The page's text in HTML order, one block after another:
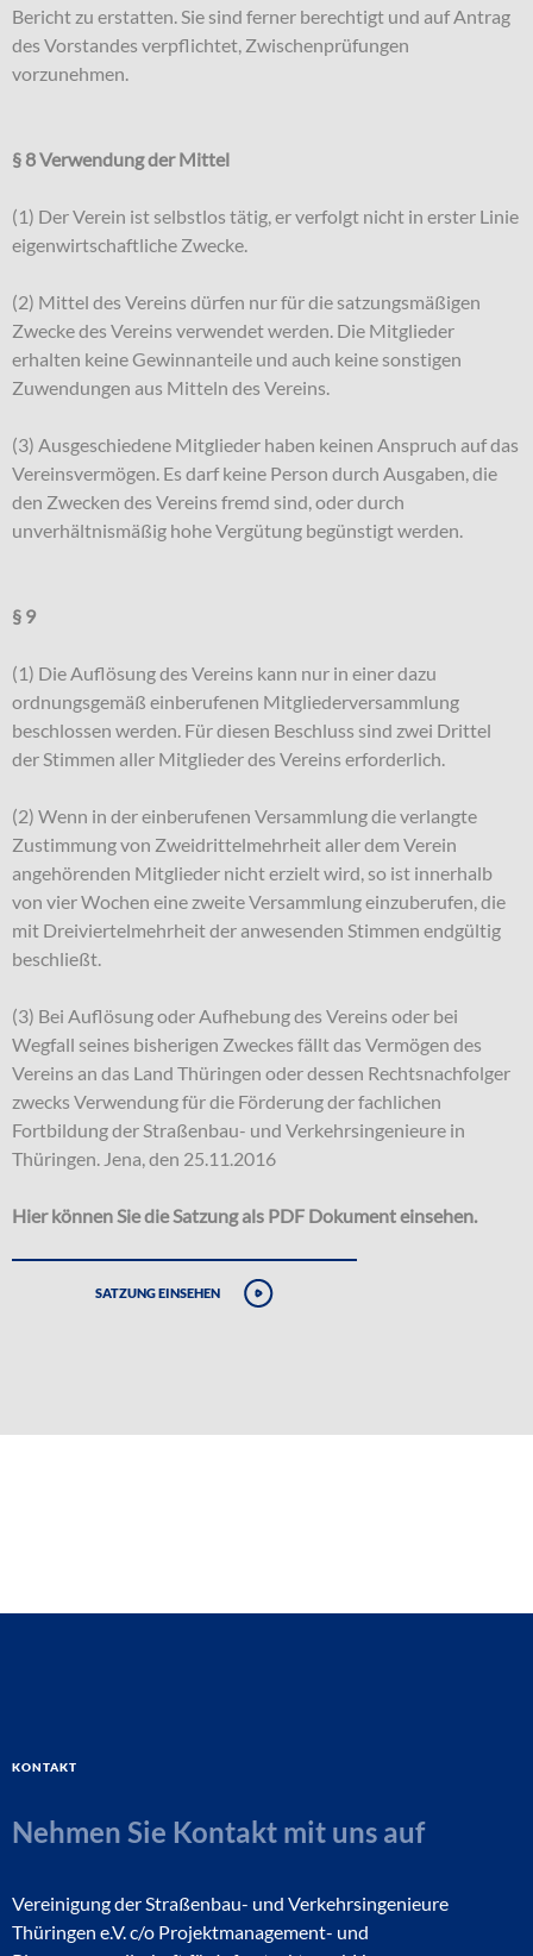
Bericht zu erstatten. Sie sind ferner berechtigt und auf Antrag
des Vorstandes verpflichtet, Zwischenprüfungen
vorzunehmen.
§ 8 Verwendung der Mittel
(1) Der Verein ist selbstlos tätig, er verfolgt nicht in erster Linie
eigenwirtschaftliche Zwecke.
(2) Mittel des Vereins dürfen nur für die satzungsmäßigen
Zwecke des Vereins verwendet werden. Die Mitglieder
erhalten keine Gewinnanteile und auch keine sonstigen
Zuwendungen aus Mitteln des Vereins.
(3) Ausgeschiedene Mitglieder haben keinen Anspruch auf das
Vereinsvermögen. Es darf keine Person durch Ausgaben, die
den Zwecken des Vereins fremd sind, oder durch
unverhältnismäßig hohe Vergütung begünstigt werden.
§ 9
(1) Die Auflösung des Vereins kann nur in einer dazu
ordnungsgemäß einberufenen Mitgliederversammlung
beschlossen werden. Für diesen Beschluss sind zwei Drittel
der Stimmen aller Mitglieder des Vereins erforderlich.
(2) Wenn in der einberufenen Versammlung die verlangte
Zustimmung von Zweidrittelmehrheit aller dem Verein
angehörenden Mitglieder nicht erzielt wird, so ist innerhalb
von vier Wochen eine zweite Versammlung einzuberufen, die
mit Dreiviertelmehrheit der anwesenden Stimmen endgültig
beschließt.
(3) Bei Auflösung oder Aufhebung des Vereins oder bei
Wegfall seines bisherigen Zweckes fällt das Vermögen des
Vereins an das Land Thüringen oder dessen Rechtsnachfolger
zwecks Verwendung für die Förderung der fachlichen
Fortbildung der Straßenbau- und Verkehrsingenieure in
Thüringen. Jena, den 25.11.2016
Hier können Sie die Satzung als PDF Dokument einsehen.
Satzung einsehen
Kontakt
Nehmen Sie Kontakt mit uns auf
Vereinigung der Straßenbau- und Verkehrsingenieure
Thüringen e.V. c/o Projektmanagement- und